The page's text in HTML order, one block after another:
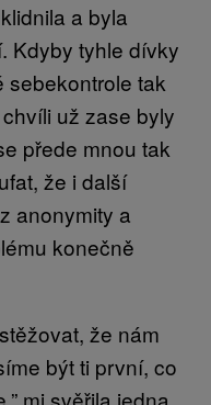
a byla
Kdyby tyhle dívky
sebekontrole tak
už zase byly
přede mnou tak
že i další
anonymity a
konečně
že nám
být ti první, co
mi svěřila jedna